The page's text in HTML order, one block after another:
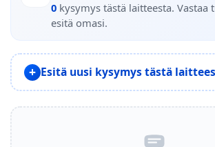
0 kysymys tästä laitteesta. Vastaa
esitä omasi.
Esitä uusi kysymys tästä